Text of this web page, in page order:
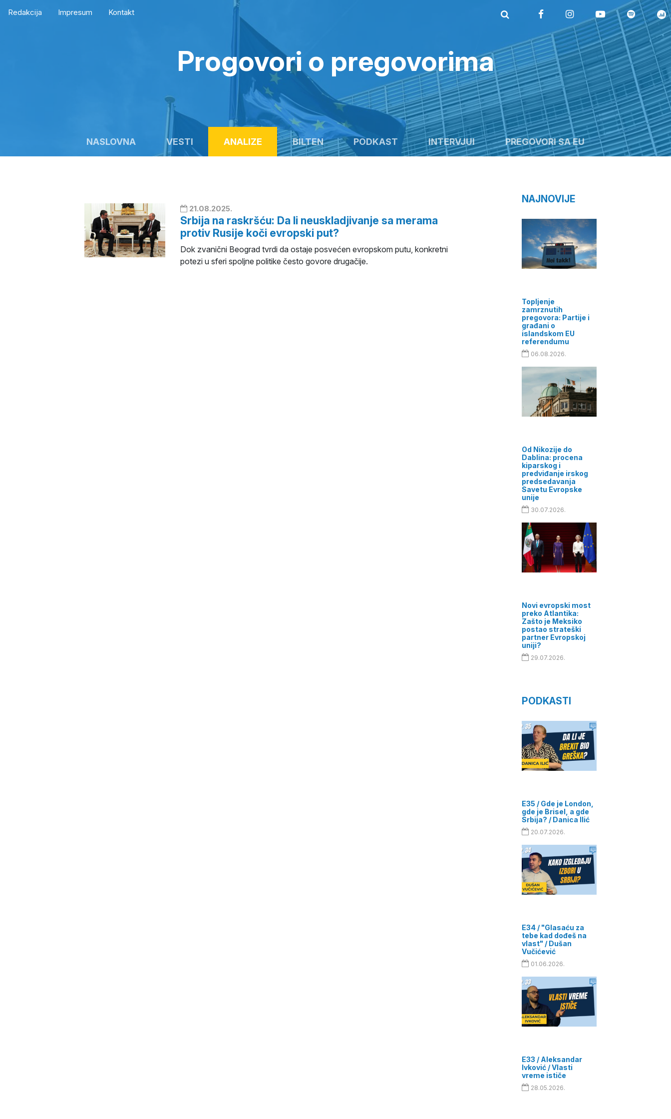
Redakcija Impresum Kontakt
Progovori o pregovorima
NASLOVNA VESTI ANALIZE BILTEN PODKAST INTERVJUI PREGOVORI SA EU
21.08.2025.
Srbija na raskršću: Da li neuskladjivanje sa merama
protiv Rusije koči evropski put?
Dok zvanični Beograd tvrdi da ostaje posvećen evropskom putu, konkretni
potezi u sferi spoljne politike često govore drugačije.
NAJNOVIJE
Topljenje
zamrznutih
pregovora: Partije i
građani o
islandskom EU
referendumu
06.08.2026.
Od Nikozije do
Dablina: procena
kiparskog i
predviđanje irskog
predsedavanja
Savetu Evropske
unije
30.07.2026.
Novi evropski most
preko Atlantika:
Zašto je Meksiko
postao strateški
partner Evropskoj
uniji?
29.07.2026.
PODKASTI
E35 / Gde je London,
gde je Brisel, a gde
Srbija? / Danica Ilić
20.07.2026.
E34 / "Glasaću za
tebe kad dođeš na
vlast" / Dušan
Vučićević
01.06.2026.
E33 / Aleksandar
Ivković / Vlasti
vreme ističe
28.05.2026.